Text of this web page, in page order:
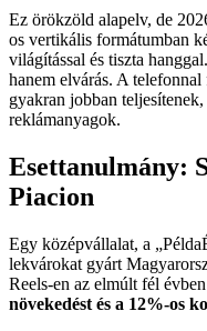
Ez örökzöld alapelv, de
os vertikális formátumban
világítással és tiszta
hanem elvárás. A
gyakran jobban
reklámanyagok.
Esettanulmány:
Piacion
Egy középvállalat, a
lekvárokat gyárt
Reels-en az elmúlt fél
növekedést és a 12%-os